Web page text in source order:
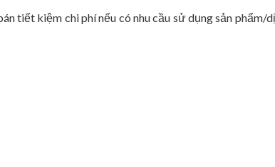
tiết kiệm chi phí nếu có nhu cầu sử dụng sản phẩm/